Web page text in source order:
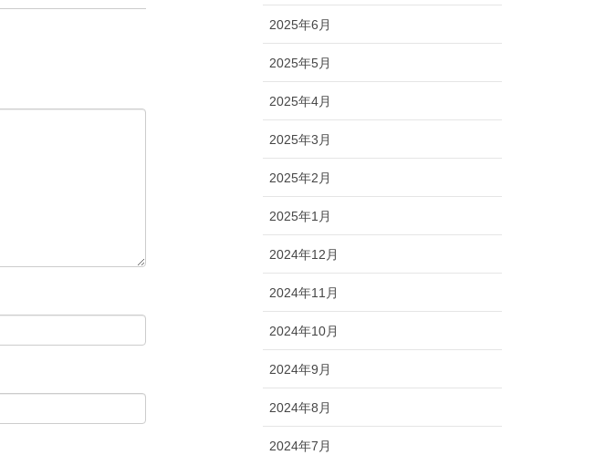
2025年6月
2025年5月
2025年4月
2025年3月
2025年2月
2025年1月
2024年12月
2024年11月
2024年10月
2024年9月
2024年8月
2024年7月